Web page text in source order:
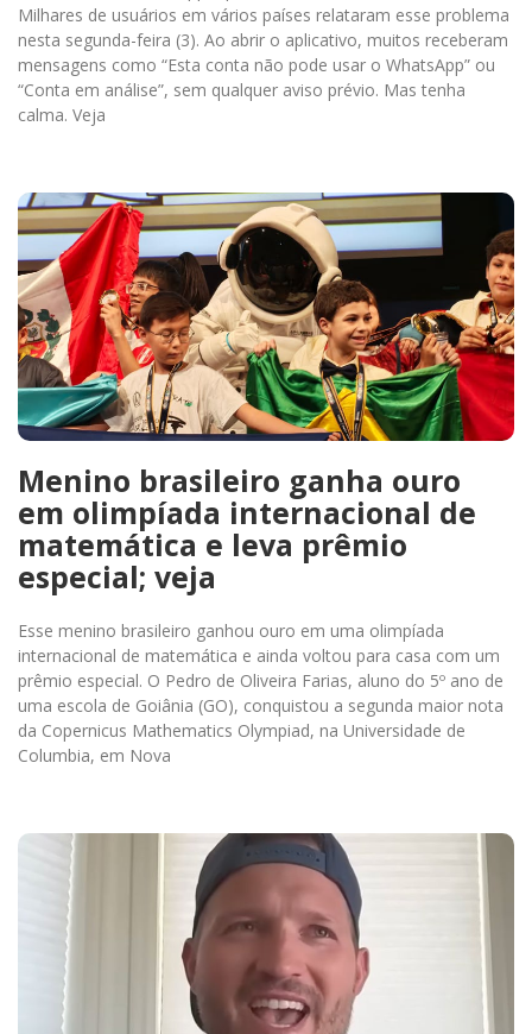
Milhares de usuários em vários países relataram esse problema
nesta segunda-feira (3). Ao abrir o aplicativo, muitos receberam
mensagens como “Esta conta não pode usar o WhatsApp” ou
“Conta em análise”, sem qualquer aviso prévio. Mas tenha
calma. Veja
Menino brasileiro ganha ouro
em olimpíada internacional de
matemática e leva prêmio
especial; veja
Esse menino brasileiro ganhou ouro em uma olimpíada
internacional de matemática e ainda voltou para casa com um
prêmio especial. O Pedro de Oliveira Farias, aluno do 5º ano de
uma escola de Goiânia (GO), conquistou a segunda maior nota
da Copernicus Mathematics Olympiad, na Universidade de
Columbia, em Nova